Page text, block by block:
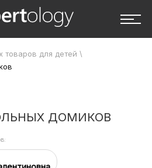
товаров для детей \
ДОМИКОВ